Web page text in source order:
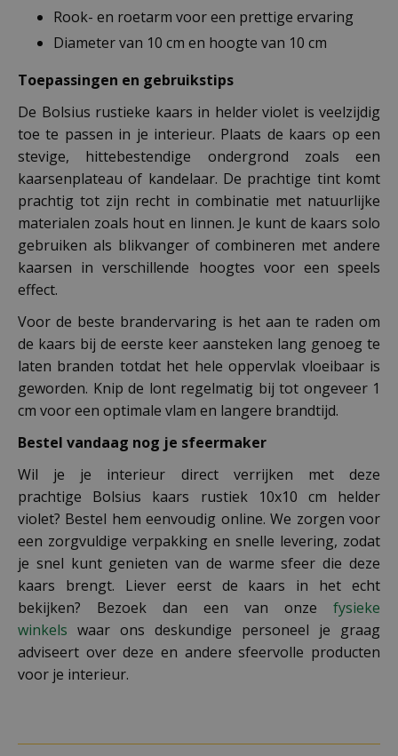
Rook- en roetarm voor een prettige ervaring
Diameter van 10 cm en hoogte van 10 cm
Toepassingen en gebruikstips
De Bolsius rustieke kaars in helder violet is veelzijdig
toe te passen in je interieur. Plaats de kaars op een
stevige, hittebestendige ondergrond zoals een
kaarsenplateau of kandelaar. De prachtige tint komt
prachtig tot zijn recht in combinatie met natuurlijke
materialen zoals hout en linnen. Je kunt de kaars solo
gebruiken als blikvanger of combineren met andere
kaarsen in verschillende hoogtes voor een speels
effect.
Voor de beste brandervaring is het aan te raden om
de kaars bij de eerste keer aansteken lang genoeg te
laten branden totdat het hele oppervlak vloeibaar is
geworden. Knip de lont regelmatig bij tot ongeveer 1
cm voor een optimale vlam en langere brandtijd.
Bestel vandaag nog je sfeermaker
Wil je je interieur direct verrijken met deze
prachtige Bolsius kaars rustiek 10x10 cm helder
violet? Bestel hem eenvoudig online. We zorgen voor
een zorgvuldige verpakking en snelle levering, zodat
je snel kunt genieten van de warme sfeer die deze
kaars brengt. Liever eerst de kaars in het echt
bekijken? Bezoek dan een van onze fysieke
winkels waar ons deskundige personeel je graag
adviseert over deze en andere sfeervolle producten
voor je interieur.